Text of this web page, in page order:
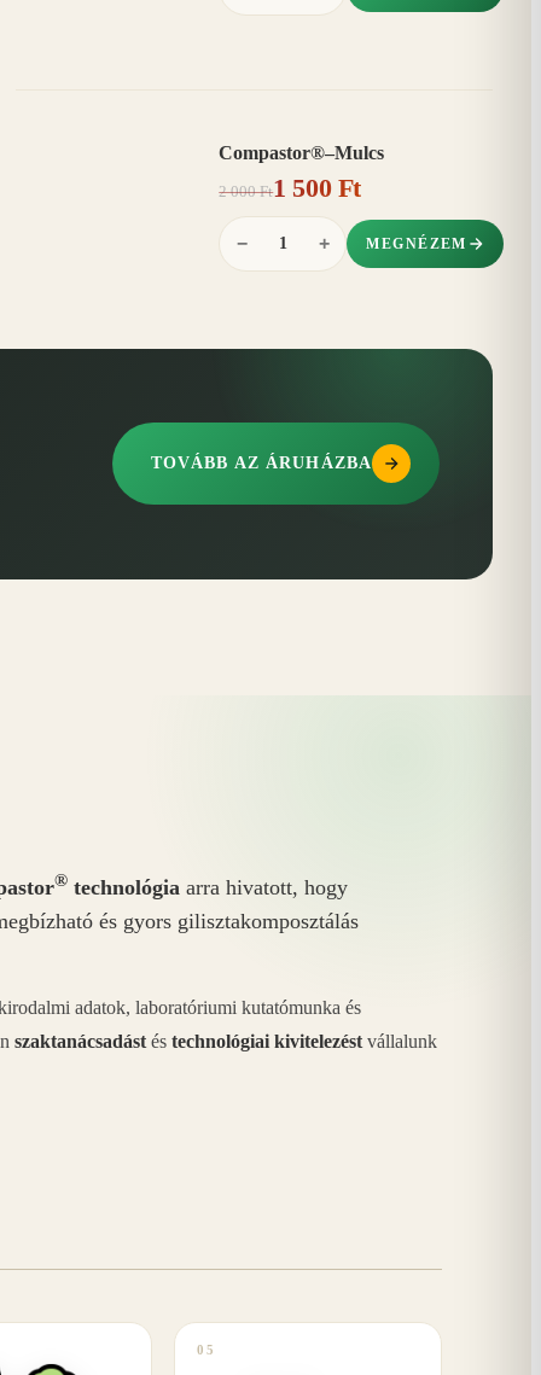
Compastor®–Mulcs
2 000 Ft1 500 Ft
− + MEGNÉZEM
TOVÁBB AZ ÁRUHÁZBA
® technológia arra hivatott, hogy
és gyors gilisztakomposztálás
adatok, laboratóriumi kutatómunka és
szaktanácsadást és technológiai kivitelezést vállalunk
05